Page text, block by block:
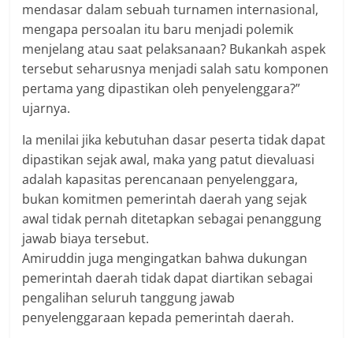
mendasar dalam sebuah turnamen internasional,
mengapa persoalan itu baru menjadi polemik
menjelang atau saat pelaksanaan? Bukankah aspek
tersebut seharusnya menjadi salah satu komponen
pertama yang dipastikan oleh penyelenggara?”
ujarnya.
Ia menilai jika kebutuhan dasar peserta tidak dapat
dipastikan sejak awal, maka yang patut dievaluasi
adalah kapasitas perencanaan penyelenggara,
bukan komitmen pemerintah daerah yang sejak
awal tidak pernah ditetapkan sebagai penanggung
jawab biaya tersebut.
Amiruddin juga mengingatkan bahwa dukungan
pemerintah daerah tidak dapat diartikan sebagai
pengalihan seluruh tanggung jawab
penyelenggaraan kepada pemerintah daerah.